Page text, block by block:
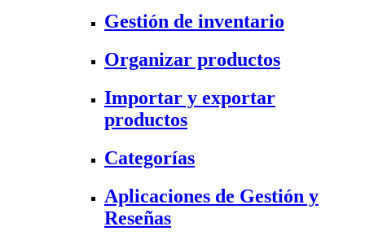
Gestión de inventario
Organizar productos
Importar y exportar
productos
Categorías
Aplicaciones de Gestión y
Reseñas